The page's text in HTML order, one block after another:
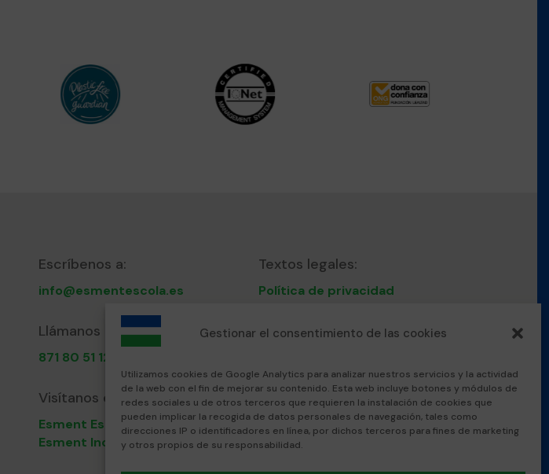
Gestionar el consentimiento de las cookies
Utilizamos cookies de Google Analytics para analizar nuestros servicios y la actividad
de la web con el fin de mejorar su contenido. Esta web incluye botones y módulos de
redes sociales u de otros terceros que requieren la instalación de cookies que
pueden implicar la recogida de datos personales de navegación, tales como
direcciones IP o identificadores en línea, por dichos terceros para fines de marketing
y otros propios de su responsabilidad.
Escríbenos a:
info@esmentescola.es
Llámanos al:
871 80 51 12
Visítanos en:
Esment Escola Professional
Esment Inca
Textos legales:
Política de privacidad
Política de cookies